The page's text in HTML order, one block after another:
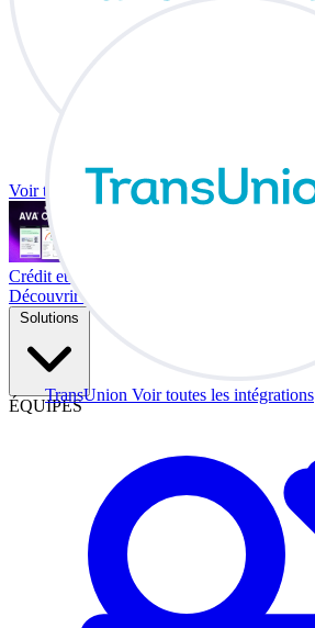
TransUnion Voir toutes les intégrations
Voir toutes les intégrations
Crédit et échange à votre bureau.
Découvrir Co-Driver
Solutions
ÉQUIPES